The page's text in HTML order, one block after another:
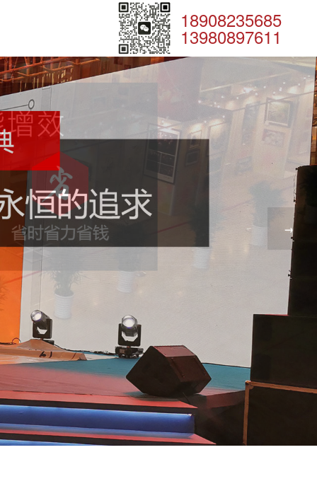
18908235685
13980897611
→